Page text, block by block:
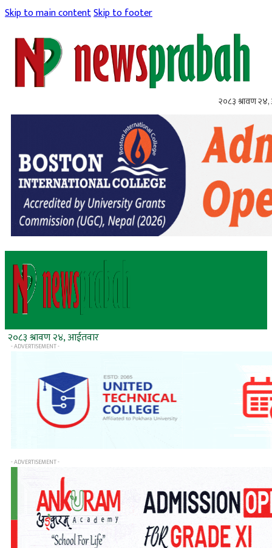
Skip to main contentSkip to footer
२०८३ श्रावण
२०८३ श्रावण २४, आईतवार
- ADVERTISEMENT -
- ADVERTISEMENT -